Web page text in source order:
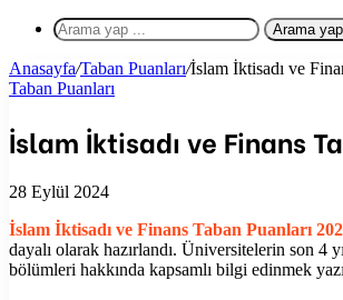
Arama
Anasayfa/Taban Puanları/İslam İktisadı ve
Taban Puanları
İslam İktisadı ve Finans
28 Eylül 2024
İslam İktisadı ve Finans Taban Puanları
dayalı olarak hazırlandı. Üniversitelerin son 4
bölümleri hakkında kapsamlı bilgi edinmek